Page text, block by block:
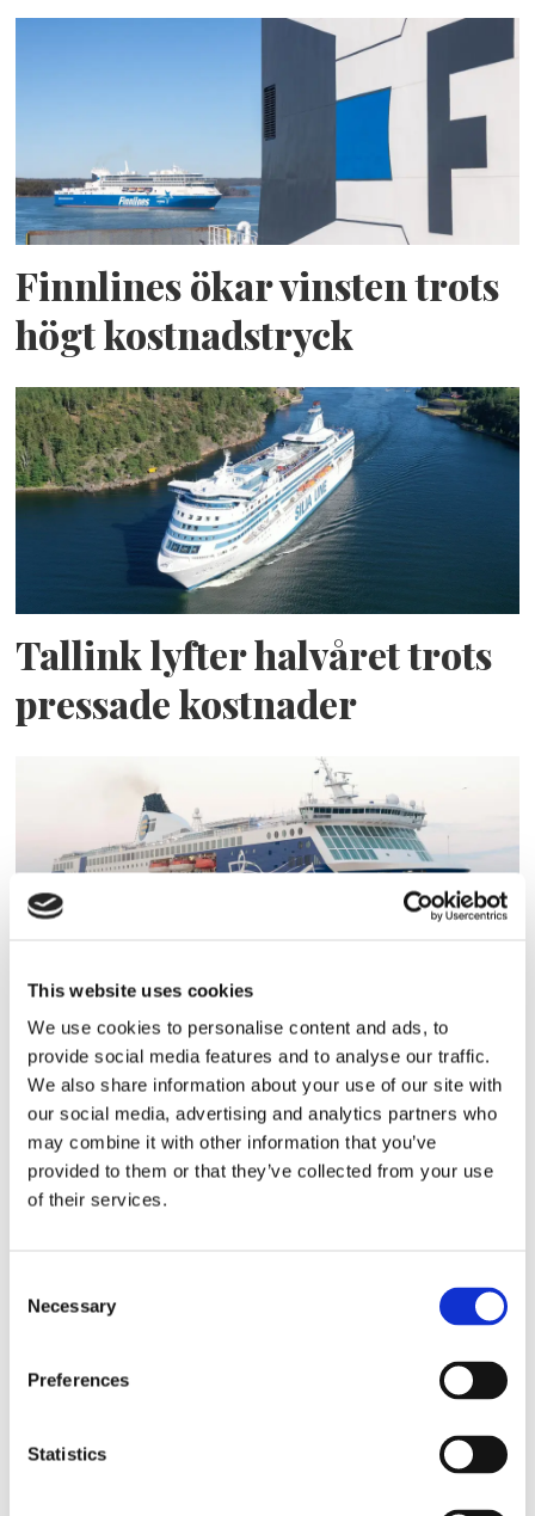
This website uses cookies
We use cookies to personalise content and ads, to
provide social media features and to analyse our traffic.
We also share information about your use of our site with
our social media, advertising and analytics partners who
may combine it with other information that you’ve
provided to them or that they’ve collected from your use
of their services.
Selection
Necessary
Preferences
Statistics
Finnlines ökar vinsten trots
högt kostnadstryck
Tallink lyfter halvåret trots
pressade kostnader
Eckerö tyngs av höga
bränslekostnader men
frakten fortsätter växa
Storaffären: Kongsberg